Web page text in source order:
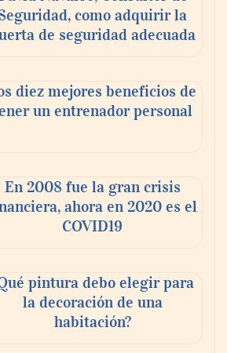
se puede vencer. No
Escobar
como adquirir la
de seguridad adecuada
diez mejores beneficios de
un entrenador personal
En 2008 fue la gran crisis
ahora en 2020 es el
COVID19
pintura debo elegir para
la decoración de una
habitación?